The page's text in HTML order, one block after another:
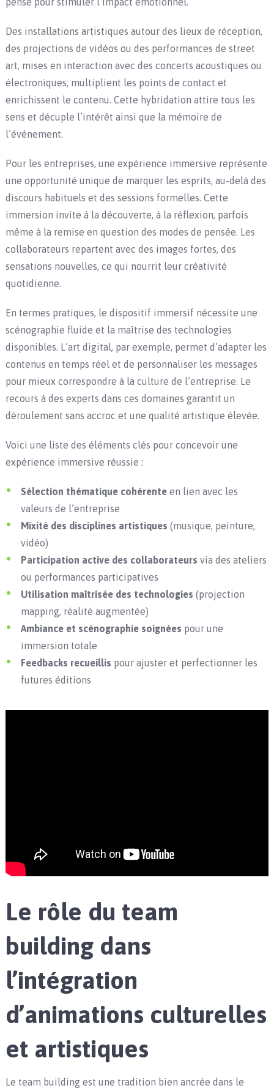
Des installations artistiques autour des lieux de réception,
des projections de vidéos ou des performances de street
art, mises en interaction avec des concerts acoustiques ou
électroniques, multiplient les points de contact et
enrichissent le contenu. Cette hybridation attire tous les
sens et décuple l’intérêt ainsi que la mémoire de
l’événement.
Pour les entreprises, une expérience immersive représente
une opportunité unique de marquer les esprits, au-delà des
discours habituels et des sessions formelles. Cette
immersion invite à la découverte, à la réflexion, parfois
même à la remise en question des modes de pensée. Les
collaborateurs repartent avec des images fortes, des
sensations nouvelles, ce qui nourrit leur créativité
quotidienne.
En termes pratiques, le dispositif immersif nécessite une
scénographie fluide et la maîtrise des technologies
disponibles. L’art digital, par exemple, permet d’adapter les
contenus en temps réel et de personnaliser les messages
pour mieux correspondre à la culture de l’entreprise. Le
recours à des experts dans ces domaines garantit un
déroulement sans accroc et une qualité artistique élevée.
Voici une liste des éléments clés pour concevoir une
expérience immersive réussie :
Sélection thématique cohérenteen lien avec les
valeurs de l’entreprise
Mixité des disciplines artistiques (musique, peinture,
vidéo)
Participation active des collaborateurs via des ateliers
ou performances participatives
Utilisation maîtrisée des technologies (projection
mapping, réalité augmentée)
Ambiance et scénographie soignées pour une
immersion totale
Feedbacks recueillis pour ajuster et perfectionner les
futures éditions
Le rôle du team
building dans
l’intégration
d’animations culturelles
et artistiques
Le team building est une tradition bien ancrée dans le